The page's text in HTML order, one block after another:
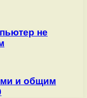
не
и общим